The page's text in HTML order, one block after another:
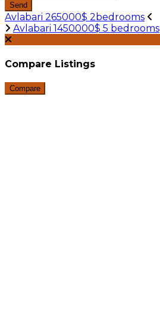
Send
Avlabari 265000$ 2bedrooms
Avlabari 1450000$ 5 bedrooms
Compare Listings
Compare